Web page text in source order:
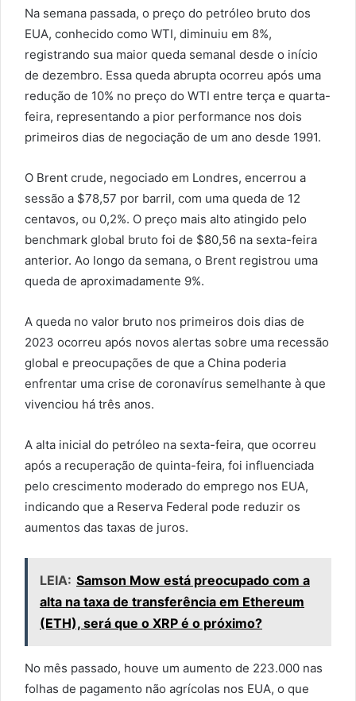
Na semana passada, o preço do petróleo bruto dos
EUA, conhecido como WTI, diminuiu em 8%,
registrando sua maior queda semanal desde o início
de dezembro. Essa queda abrupta ocorreu após uma
redução de 10% no preço do WTI entre terça e quarta-
feira, representando a pior performance nos dois
primeiros dias de negociação de um ano desde 1991.
O Brent crude, negociado em Londres, encerrou a
sessão a $78,57 por barril, com uma queda de 12
centavos, ou 0,2%. O preço mais alto atingido pelo
benchmark global bruto foi de $80,56 na sexta-feira
anterior. Ao longo da semana, o Brent registrou uma
queda de aproximadamente 9%.
A queda no valor bruto nos primeiros dois dias de
2023 ocorreu após novos alertas sobre uma recessão
global e preocupações de que a China poderia
enfrentar uma crise de coronavírus semelhante à que
vivenciou há três anos.
A alta inicial do petróleo na sexta-feira, que ocorreu
após a recuperação de quinta-feira, foi influenciada
pelo crescimento moderado do emprego nos EUA,
indicando que a Reserva Federal pode reduzir os
aumentos das taxas de juros.
LEIA: Samson Mow está preocupado com a
alta na taxa de transferência em Ethereum
(ETH), será que o XRP é o próximo?
No mês passado, houve um aumento de 223.000 nas
folhas de pagamento não agrícolas nos EUA, o que